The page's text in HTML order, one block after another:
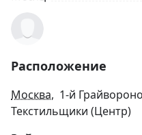
Расположение
Москва, 1-й
Текстильщики (Центр)